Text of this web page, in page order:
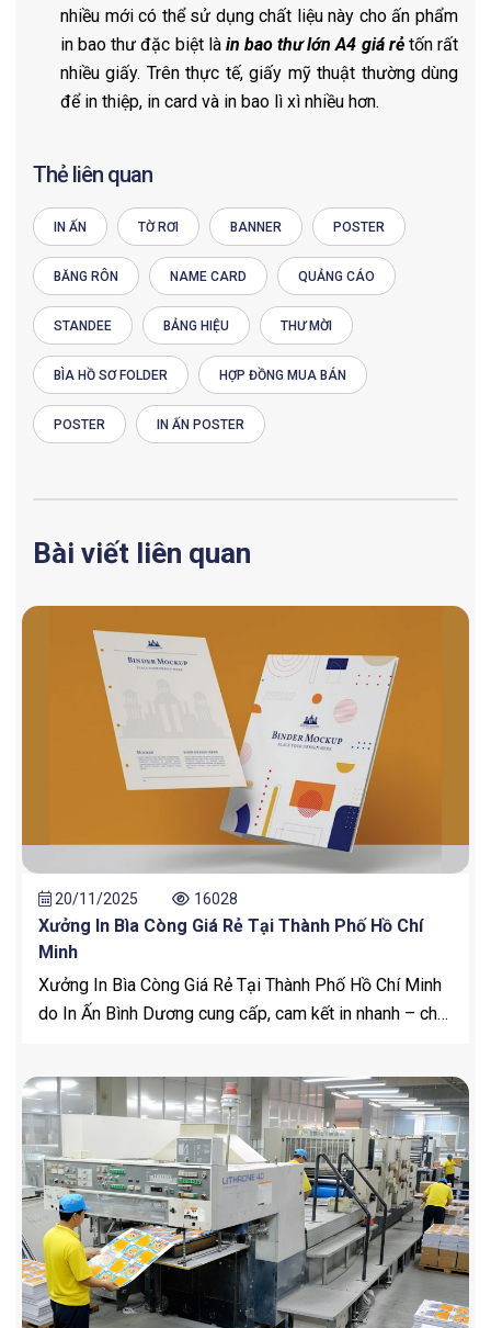
nhiều mới có thể sử dụng chất liệu này cho ấn phẩm
in bao thư đặc biệt là in bao thư lớn A4 giá rẻtốn rất
nhiều giấy. Trên thực tế, giấy mỹ thuật thường dùng
để in thiệp, in card và in bao lì xì nhiều hơn.
Thẻ liên quan
IN ẤN TỜ RƠI BANNER POSTER
BĂNG RÔN NAME CARD QUẢNG CÁO
STANDEE BẢNG HIỆU THƯ MỜI
BÌA HỒ SƠ FOLDER HỢP ĐỒNG MUA BÁN
POSTER IN ẤN POSTER
Bài viết liên quan
20/11/2025 16028
Xưởng In Bìa Còng Giá Rẻ Tại Thành Phố Hồ Chí
Minh
Xưởng In Bìa Còng Giá Rẻ Tại Thành Phố Hồ Chí Minh
do In Ấn Bình Dương cung cấp, cam kết in nhanh – chất